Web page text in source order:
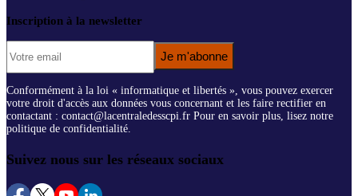
Inscription à la newsletter
Je m'abonne
Conformément à la loi « informatique et libertés », vous pouvez exercer
votre droit d'accès aux données vous concernant et les faire rectifier en
contactant : contact@lacentraledesscpi.fr Pour en savoir plus, lisez notre
politique de confidentialité.
Suivez nous sur les réseaux sociaux